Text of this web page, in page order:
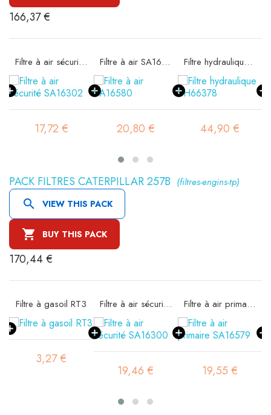
166,37 €
Filtre à air sécurité SA16302
17,72 €
Filtre à air SA16580
20,80 €
Filtre hydraulique SH66378
44,90 €
PACK FILTRES CATERPILLAR 257B (filtres-engins-tp)
 VIEW THIS PACK
 BUY THIS PACK
170,44 €
Filtre à gasoil RT3
3,27 €
Filtre à air sécurité SA16300
19,46 €
Filtre à air primaire SA16579
19,55 €